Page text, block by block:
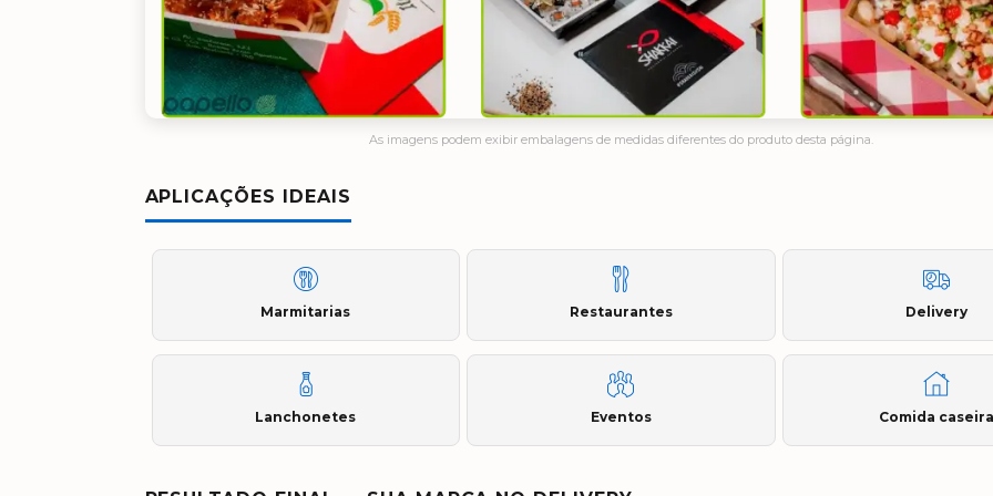
As imagens podem exibir embalagens de medidas diferentes do produto desta página.
APLICAÇÕES IDEAIS
Marmitarias Restaurantes Delivery
Lanchonetes Eventos Comida caseira